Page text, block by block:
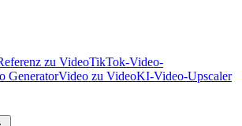
zu VideoTikTok-Video-
GeneratorVideo zu VideoKI-Video-Upscaler